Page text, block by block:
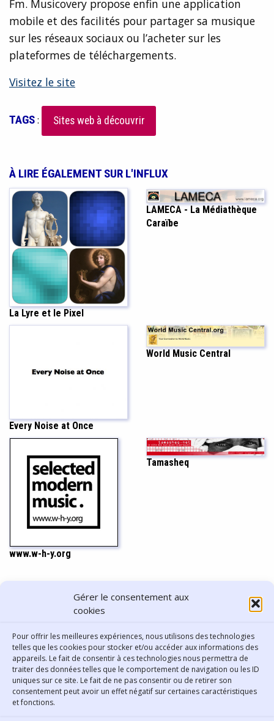
Gérer le consentement aux
cookies
Pour offrir les meilleures expériences, nous utilisons des technologies
telles que les cookies pour stocker et/ou accéder aux informations des
appareils. Le fait de consentir à ces technologies nous permettra de
traiter des données telles que le comportement de navigation ou les ID
uniques sur ce site. Le fait de ne pas consentir ou de retirer son
consentement peut avoir un effet négatif sur certaines caractéristiques
et fonctions.
Fm. Musicovery propose enfin une application
mobile et des facilités pour partager sa musique
sur les réseaux sociaux ou l’acheter sur les
plateformes de téléchargements.
Visitez le site
TAGS: Sites web à découvrir
À LIRE ÉGALEMENT SUR L'INFLUX
La Lyre et le Pixel
LAMECA - La Médiathèque
Caraïbe
Every Noise at Once
World Music Central
www.w-h-y.org
Tamasheq
PARTAGER CET ARTICLE